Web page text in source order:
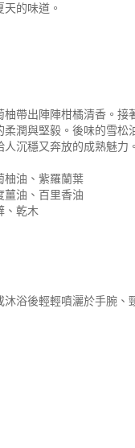
的味道。
柚帶出陣陣柑橘清香。接
柔潤與堅毅。後味的雪松
沉穩又奔放的成熟魅力。
柚油、紫羅蘭葉
薑油、百里香油
、乾木
沐浴後輕輕噴灑於手腕、